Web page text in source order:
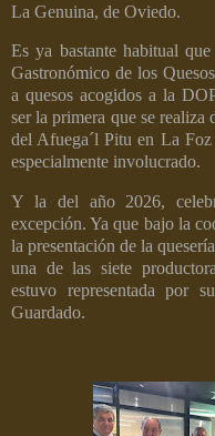
La Genuina, de Oviedo.
Es ya bastante habitual
Gastronómico de los
a quesos acogidos a la
ser la primera que se realiza
del Afuega´l Pitu en La
especialmente involucrado.
Y la del año 2026,
excepción. Ya que bajo la
la presentación de la
una de las siete
estuvo representada por
Guardado.